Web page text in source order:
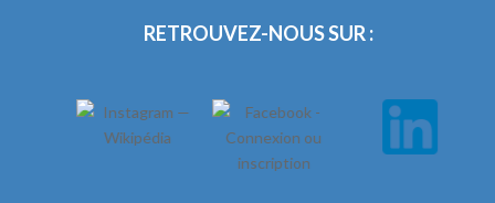
RETROUVEZ-NOUS SUR :